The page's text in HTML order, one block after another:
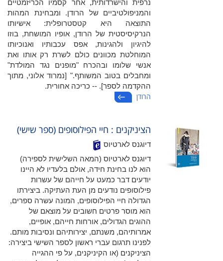
נרפית והישרדותית, אחר קסמיו הכריזמטיים
והמניפולטיביים של הרודן. ומבחינת המהות
התוצאה היא קטסטרופלית: אישיותו
הנרקיסיסטית של הרודן, אופיו המושחת, בוזו
להיגיון ולהגינות, אפס עכבותיו ואנוכיותו
המוחלטת מכוונים כולם לשרת רק אותו ואת
אנשי שלומו ובהכרח "מופנים נגד המולדת"
ומחבלים בטוב המשותף." [נמרוד אלוני, מתוך
ההקדמה לספר]. --‏ כריכה אחורית.
הרודן
הציניקנים : חיי הפילוסופים (ספר שישי)
דיוגנס לארטיוס
דיוגנס לארטיוס (המאה השלישית לספירה)
הוא לנו בחינת חידה, אולם בלעדיו לא היינו
יודעים דבר כמעט על חייהם של עשרות
פילוסופים נודעים מן העת העתיקה. ביצירתו
הגדולה חיי הפילוסופים, המונה עשרה ספרים,
הוא מוסר פרטים חשובים על מוצאם של
ההוגים הגדולים, אורחות חייהם, אופיים,
אמרותיהם, משנתם, יצירותיהם ונסיבות מותם.
לפנינו תרגום עברי ראשון לספר השישי ביצירה:
הציניקנים (או הקיניקנים, על פי ההגייה